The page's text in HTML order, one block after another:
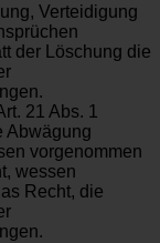
Verteidigung
der Löschung die
21 Abs. 1
Abwägung
vorgenommen
wessen
Recht, die